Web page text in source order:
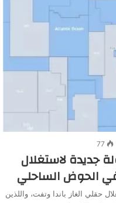
77
جديدة لاستغلال
في الحوض الساحلي
حقلي الغاز باندا وتفت، واللذين